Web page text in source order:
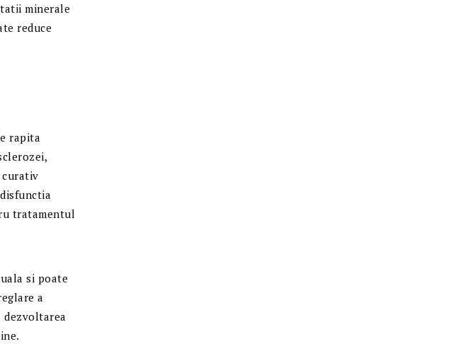
minerale
reduce
rapita
curativ
tratamentul
si poate
a